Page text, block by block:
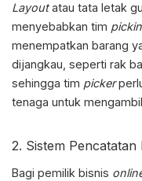
Layoutatau tata letak
menyebabkan tim
menempatkan barang
dijangkau, seperti rak
sehingga tim picker
tenaga untuk
2. Sistem Pencatatan
Bagi pemilik bisnis